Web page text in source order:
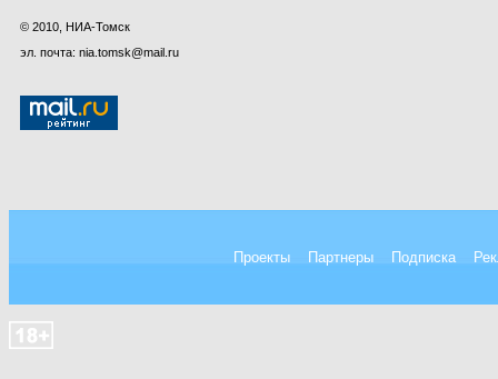
© 2010, НИА-Томск
эл. почта: nia.tomsk@mail.ru
Проекты Партнеры Подписка